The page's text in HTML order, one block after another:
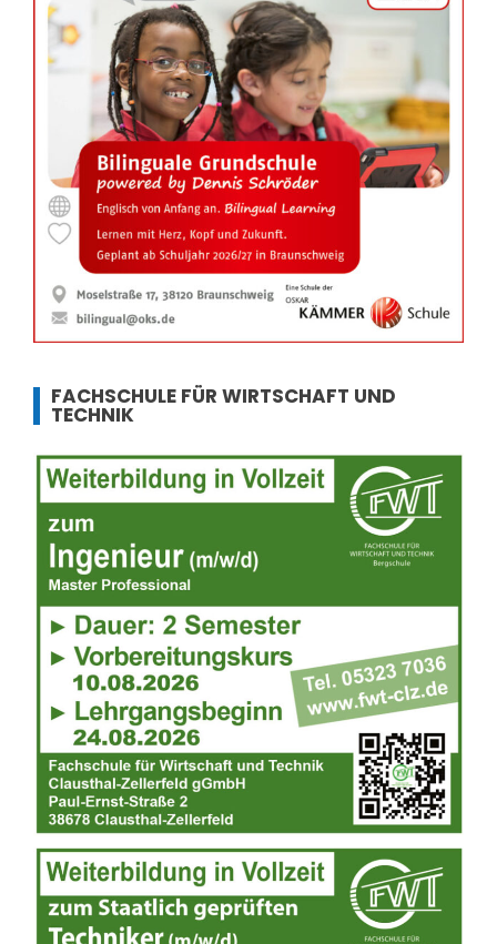
FACHSCHULE FÜR WIRTSCHAFT UND
TECHNIK